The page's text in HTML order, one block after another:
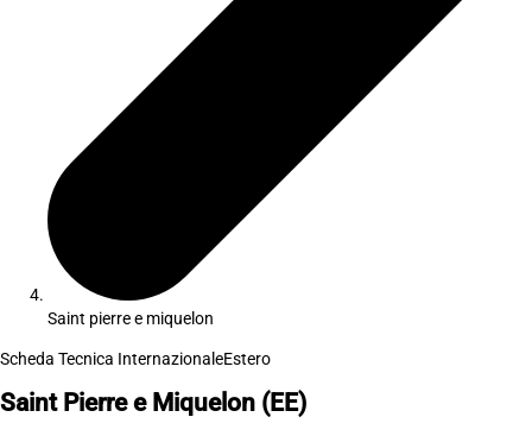
Saint pierre e miquelon
Scheda Tecnica InternazionaleEstero
Saint Pierre e Miquelon (EE)